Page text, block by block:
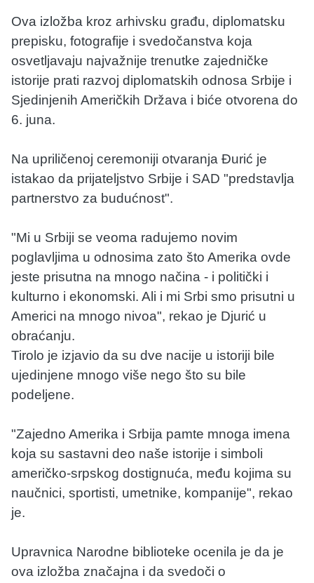
Ova izložba kroz arhivsku građu, diplomatsku
prepisku, fotografije i svedočanstva koja
osvetljavaju najvažnije trenutke zajedničke
istorije prati razvoj diplomatskih odnosa Srbije i
Sjedinjenih Američkih Država i biće otvorena do
6. juna.
Na upriličenoj ceremoniji otvaranja Đurić je
istakao da prijateljstvo Srbije i SAD "predstavlja
partnerstvo za budućnost".
"Mi u Srbiji se veoma radujemo novim
poglavljima u odnosima zato što Amerika ovde
jeste prisutna na mnogo načina - i politički i
kulturno i ekonomski. Ali i mi Srbi smo prisutni u
Americi na mnogo nivoa", rekao je Djurić u
obraćanju.
Tirolo je izjavio da su dve nacije u istoriji bile
ujedinjene mnogo više nego što su bile
podeljene.
"Zajedno Amerika i Srbija pamte mnoga imena
koja su sastavni deo naše istorije i simboli
američko-srpskog dostignuća, među kojima su
naučnici, sportisti, umetnike, kompanije", rekao
je.
Upravnica Narodne biblioteke ocenila je da je
ova izložba značajna i da svedoči o